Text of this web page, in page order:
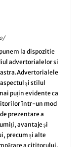
la dispozitie
advertorialelor si
și stilul
puțin evidente ca
într-un mod
prezentare a
avantaje și
precum și alte
a cititorului.